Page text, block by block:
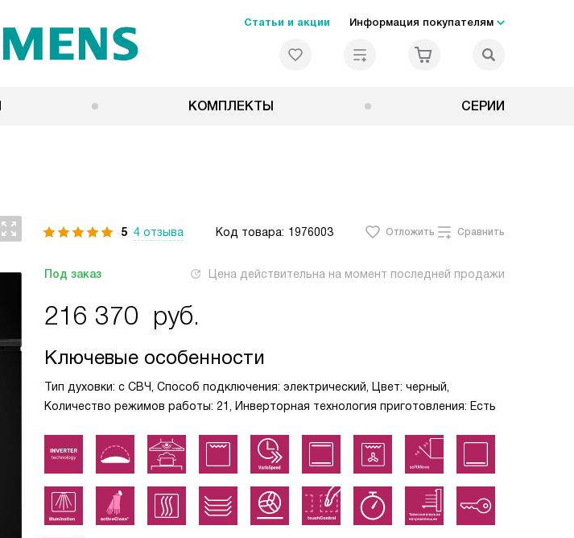
Статьи и акции Информация покупателям
КОМПЛЕКТЫ СЕРИИ
5 4 отзыва Код товара: 1976003 Отложить Сравнить
Под заказ Цена действительна на момент последней продажи
216 370 руб.
Ключевые особенности
Тип духовки: с СВЧ, Способ подключения: электрический, Цвет: черный,
Количество режимов работы: 21, Инверторная технология приготовления: Есть